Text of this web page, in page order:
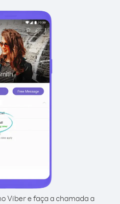
Viber e faça a chamada a